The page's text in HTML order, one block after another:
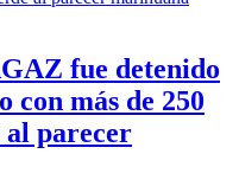
fue detenido
con más de 250
al parecer